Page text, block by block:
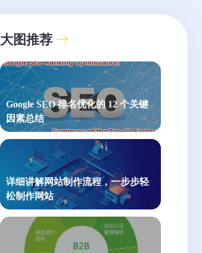
大图推荐
Google SEO 排名优化的 12 个关键
因素总结
详细讲解网站制作流程，一步步轻
松制作网站